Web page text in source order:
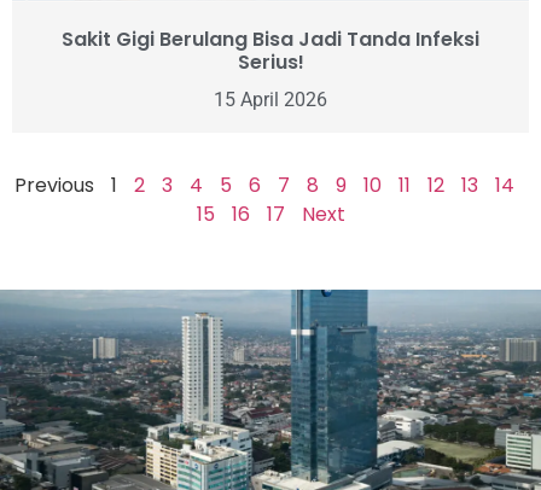
Sakit Gigi Berulang Bisa Jadi Tanda Infeksi
Serius!
15 April 2026
Previous 1 2 3 4 5 6 7 8 9 10 11 12 13
14
15
16 17 Next